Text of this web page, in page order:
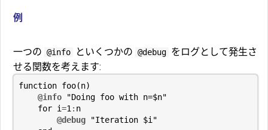
例
一つの @info といくつかの @debug をログとして発生さ
せる関数を考えます:
function foo(n)
@info
"Doing foo with n=$n"
for i=1 : n
@debug
"Iteration $i "